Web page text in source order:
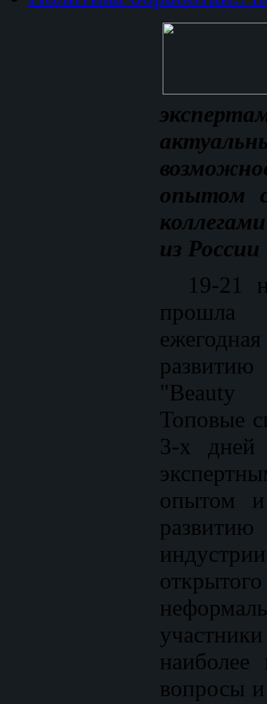
опытом
из
19-21
развитию
Топовые
3-х дней
опытом
вопросы